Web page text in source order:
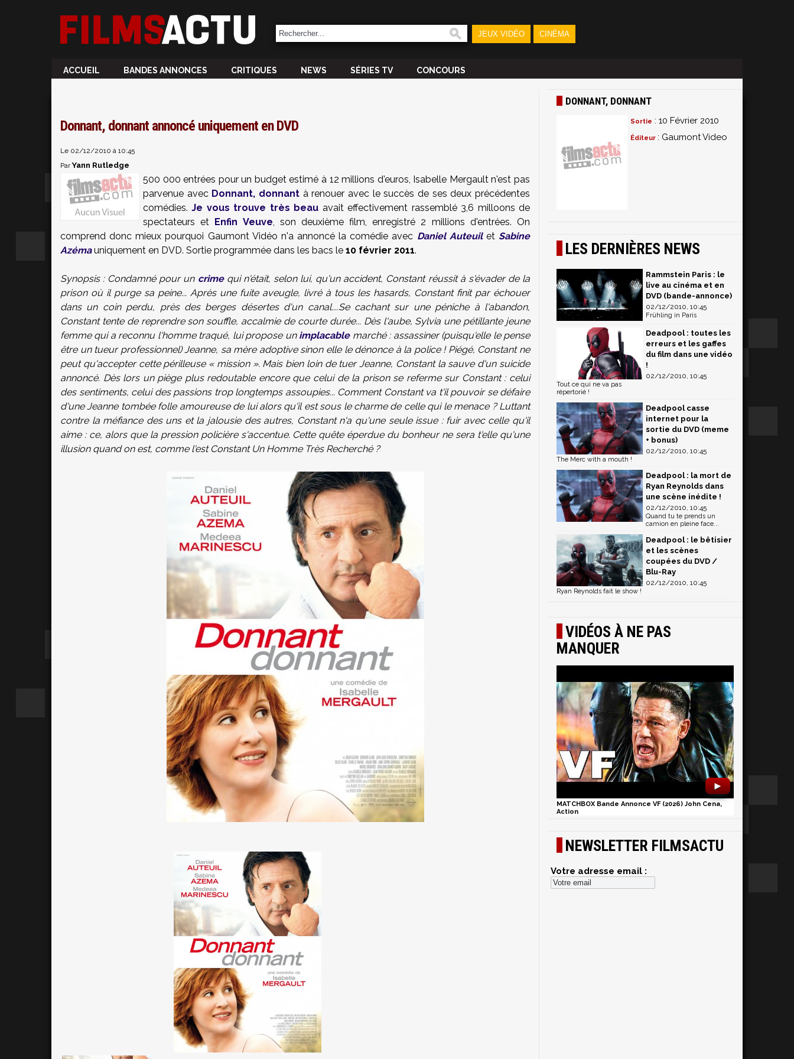
JEUX VIDÉO CINÉMA
ACCUEIL BANDES ANNONCES CRITIQUES NEWS SÉRIES TV CONCOURS
Donnant, donnant annoncé uniquement en DVD
Le 02/12/2010 à 10:45
ParYann Rutledge
500 000 entrées pour un budget estimé à 12 millions d'euros, Isabelle Mergault n'est pas
parvenue avec Donnant, donnant à renouer avec le succès de ses deux précédentes
comédies. Je vous trouve très beau avait effectivement rassemblé 3,6 milloons de
spectateurs et Enfin Veuve, son deuxième film, enregistré 2 millions d'entrées. On
comprend donc mieux pourquoi Gaumont Vidéo n'a annoncé la comédie avec Daniel AuteuiletSabine
Azémauniquement en DVD. Sortie programmée dans les bacs le 10 février 2011.
Synopsis : Condamné pour un crimequi n'était, selon lui, qu'un accident, Constant réussit à s'évader de la
prison où il purge sa peine... Après une fuite aveugle, livré à tous les hasards, Constant finit par échouer
dans un coin perdu, près des berges désertes d'un canal....Se cachant sur une péniche à l'abandon,
Constant tente de reprendre son souffle, accalmie de courte durée... Dès l'aube, Sylvia une pétillante jeune
femme qui a reconnu l'homme traqué, lui propose un implacablemarché : assassiner (puisqu'elle le pense
être un tueur professionnel) Jeanne, sa mère adoptive sinon elle le dénonce à la police ! Piégé, Constant ne
peut qu'accepter cette périlleuse « mission ». Mais bien loin de tuer Jeanne, Constant la sauve d'un suicide
annoncé. Dès lors un piège plus redoutable encore que celui de la prison se referme sur Constant : celui
des sentiments, celui des passions trop longtemps assoupies... Comment Constant va t'il pouvoir se défaire
d'une Jeanne tombée folle amoureuse de lui alors qu'il est sous le charme de celle qui le menace ? Luttant
contre la méfiance des uns et la jalousie des autres, Constant n'a qu'une seule issue : fuir avec celle qu'il
aime : ce, alors que la pression policière s'accentue. Cette quête éperdue du bonheur ne sera t'elle qu'une
illusion quand on est, comme l'est Constant Un Homme Très Recherché ?
DONNANT, DONNANT
Sortie : 10 Février 2010
Éditeur : Gaumont Video
LES DERNIÈRES NEWS
Rammstein Paris : le
live au cinéma et en
DVD (bande-annonce)
02/12/2010, 10:45
Frühling in Paris
Deadpool : toutes les
erreurs et les gaffes
du film dans une vidéo
!
02/12/2010, 10:45
Tout ce qui ne va pas
répertorié !
Deadpool casse
internet pour la
sortie du DVD (meme
+ bonus)
02/12/2010, 10:45
The Merc with a mouth !
Deadpool : la mort de
Ryan Reynolds dans
une scène inédite !
02/12/2010, 10:45
Quand tu te prends un
camion en pleine face...
Deadpool : le bêtisier
et les scènes
coupées du DVD /
Blu-Ray
02/12/2010, 10:45
Ryan Reynolds fait le show !
VIDÉOS À NE PAS
MANQUER
►
MATCHBOX Bande Annonce VF (2026) John Cena,
Action
NEWSLETTER FILMSACTU
Votre adresse email :